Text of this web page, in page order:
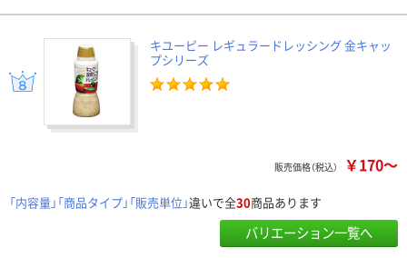
キユーピー レギュラードレッシング 金キャッ
プシリーズ
販売価格（税込） ￥170～
「内容量」「商品タイプ」「販売単位」違いで全30商品あります
バリエーション一覧へ